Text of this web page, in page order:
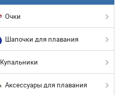
Очки
Шапочки для плавания
Купальники
Аксессуары для плавания